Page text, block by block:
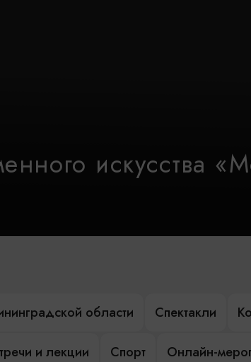
искусства
области Спектакли
и лекции Спорт Онлайн-